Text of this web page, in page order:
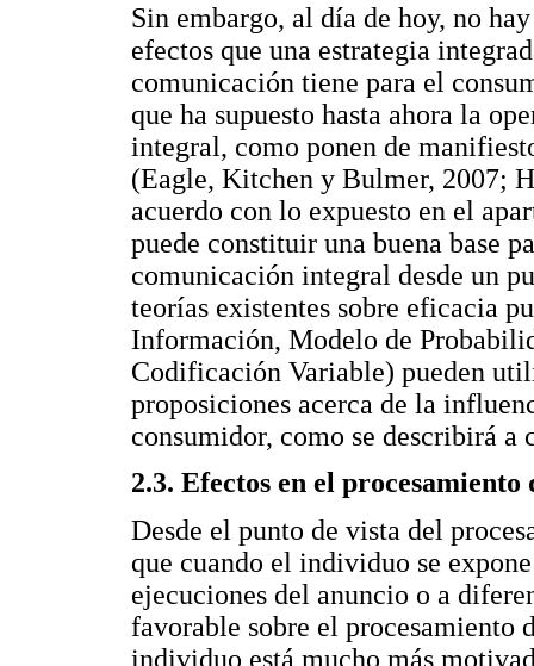
Sin embargo, al día de hoy, no
efectos que una estrategia
comunicación tiene para el
que ha supuesto hasta ahora la
integral, como ponen de
(Eagle, Kitchen y Bulmer, 2007;
acuerdo con lo expuesto en el
puede constituir una buena base
comunicación integral desde un
teorías existentes sobre eficacia
Información, Modelo de
Codificación Variable) pueden
proposiciones acerca de la
consumidor, como se describirá a
2.3. Efectos en el
Desde el punto de vista del
que cuando el individuo se
ejecuciones del anuncio o a
favorable sobre el procesamiento
individuo está mucho más